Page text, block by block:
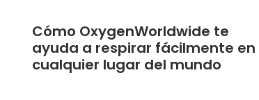
Cómo OxygenWorldwide te
ayuda a respirar fácilmente en
cualquier lugar del mundo